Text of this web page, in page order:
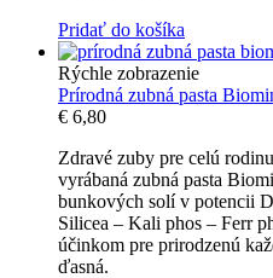
Pridať do košíka
Rýchle zobrazenie
Prírodná zubná pasta
€ 6,80
Zdravé zuby pre celú
vyrábaná zubná pasta
bunkových solí v potencii
Silicea – Kali phos – Ferr
účinkom pre prirodzenú
ďasná.